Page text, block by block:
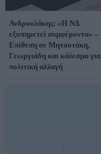
Ανδρουλάκης: «Η ΝΔ
εξυπηρετεί συμφέροντα» –
Επίθεση σε Μητσοτάκη,
Γεωργιάδη και κάλεσμα για
πολιτική αλλαγή